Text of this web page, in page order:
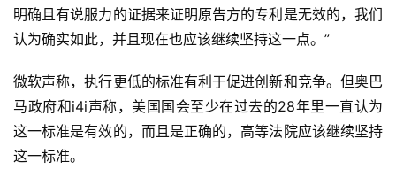
明确且有说服力的证据来证明原告方的专利是无效的，我们
认为确实如此，并且现在也应该继续坚持这一点。”
微软声称，执行更低的标准有利于促进创新和竞争。但奥巴
马政府和i4i声称，美国国会至少在过去的28年里一直认为
这一标准是有效的，而且是正确的，高等法院应该继续坚持
这一标准。